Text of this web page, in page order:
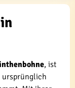
, ist
ursprünglich